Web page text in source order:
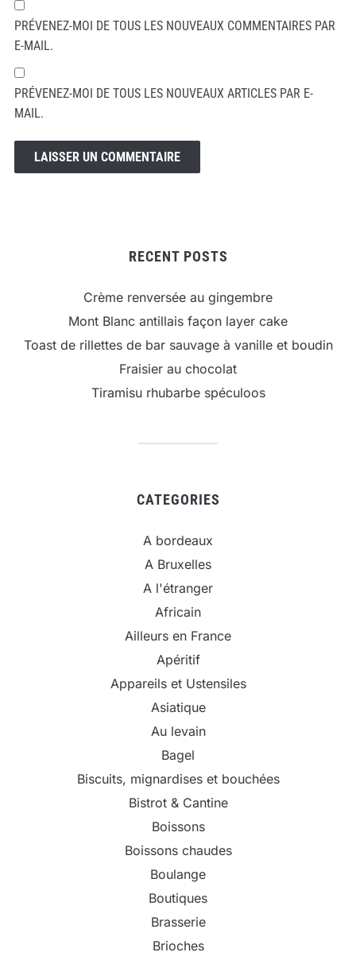
PRÉVENEZ-MOI DE TOUS LES NOUVEAUX COMMENTAIRES PAR
E-MAIL.
PRÉVENEZ-MOI DE TOUS LES NOUVEAUX ARTICLES PAR E-
MAIL.
RECENT POSTS
Crème renversée au gingembre
Mont Blanc antillais façon layer cake
Toast de rillettes de bar sauvage à vanille et boudin
Fraisier au chocolat
Tiramisu rhubarbe spéculoos
CATEGORIES
A bordeaux
A Bruxelles
A l'étranger
Africain
Ailleurs en France
Apéritif
Appareils et Ustensiles
Asiatique
Au levain
Bagel
Biscuits, mignardises et bouchées
Bistrot & Cantine
Boissons
Boissons chaudes
Boulange
Boutiques
Brasserie
Brioches